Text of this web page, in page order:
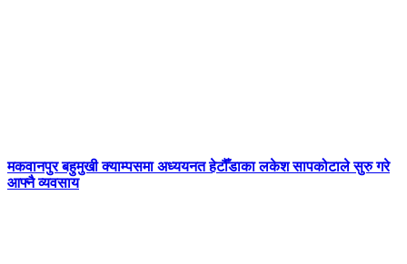
मकवानपुर बहुमुखी क्याम्पसमा अध्ययनत हेटौँडाका लकेश सापकोटाले सुरु गरे
आफ्नै व्यवसाय